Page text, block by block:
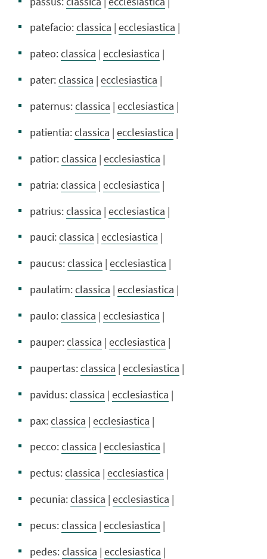
patefacio:classica | ecclesiastica |
pateo:classica | ecclesiastica |
pater:classica | ecclesiastica |
paternus:classica | ecclesiastica |
patientia:classica | ecclesiastica |
patior:classica | ecclesiastica |
patria:classica | ecclesiastica |
patrius:classica | ecclesiastica |
pauci:classica | ecclesiastica |
paucus:classica | ecclesiastica |
paulatim:classica | ecclesiastica |
paulo:classica | ecclesiastica |
pauper:classica | ecclesiastica |
paupertas:classica | ecclesiastica |
pavidus:classica | ecclesiastica |
pax:classica | ecclesiastica |
pecco:classica | ecclesiastica |
pectus:classica | ecclesiastica |
pecunia:classica | ecclesiastica |
pecus:classica | ecclesiastica |
pedes:classica | ecclesiastica |